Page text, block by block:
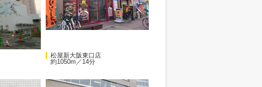
松屋新大阪東口店
約1050m／14分